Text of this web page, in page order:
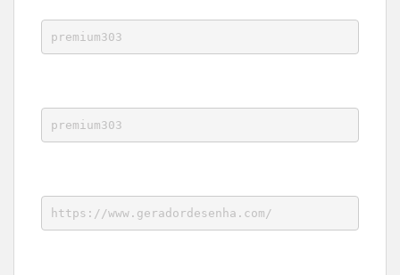
premium303
premium303
https://www.geradordesenha.com/